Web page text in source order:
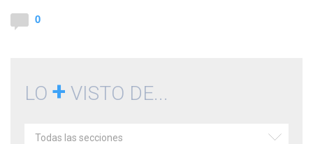
0
LO + VISTO DE...
Todas las secciones